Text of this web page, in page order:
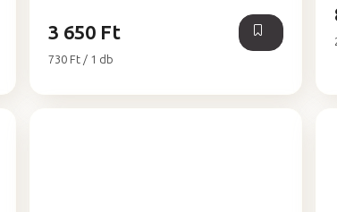
3 650 Ft
Egységár:
730 Ft / 1 db